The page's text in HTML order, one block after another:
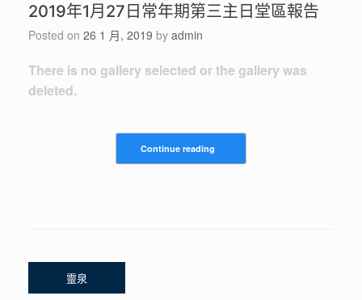
2019年1月27日常年期第三主日堂區報告
Posted on 26 1 月, 2019 by admin
There is no gallery selected or the gallery was
deleted.
Continue reading